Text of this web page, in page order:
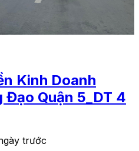
Kinh Doanh
Quận 5_DT 4
trước